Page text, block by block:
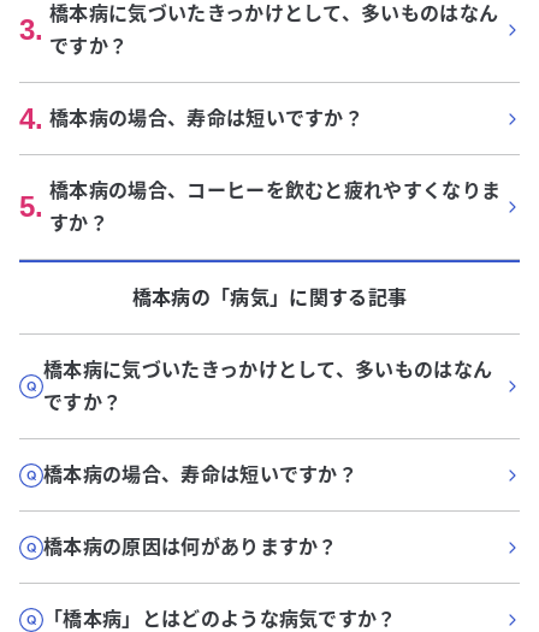
3. 橋本病に気づいたきっかけとして、多いものはなん
ですか？
4. 橋本病の場合、寿命は短いですか？
5. 橋本病の場合、コーヒーを飲むと疲れやすくなりま
すか？
橋本病の「病気」に関する記事
橋本病に気づいたきっかけとして、多いものはなん
ですか？
橋本病の場合、寿命は短いですか？
橋本病の原因は何がありますか？
「橋本病」とはどのような病気ですか？